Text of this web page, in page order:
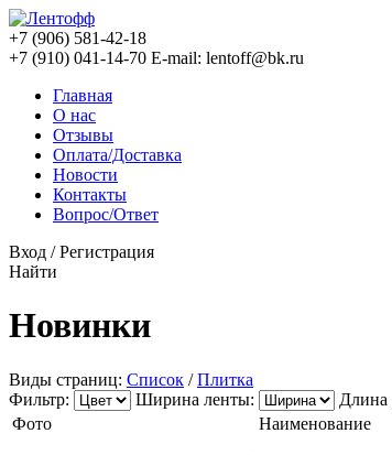
+7 (906) 581-42-18
+7 (910) 041-14-70 E-mail: lentoff@bk.ru
Главная
О нас
Отзывы
Оплата/Доставка
Новости
Контакты
Вопрос/Ответ
Вход /Регистрация
Найти
Новинки
Виды страниц: Список /Плитка
Фильтр:
Ширина ленты:
Длина
Фото
Наименование